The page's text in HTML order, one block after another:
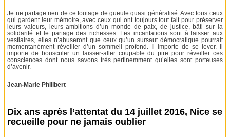
Je ne partage rien de ce foutage de gueule quasi généralisé. Avec tous ceux
qui gardent leur mémoire, avec ceux qui ont toujours tout fait pour préserver
leurs valeurs, leurs ambitions d’un monde de paix, de justice, bâti sur la
solidarité et le partage des richesses. Les incantations sont à laisser aux
vestiaires, elles n’abuseront que ceux qu’un sursaut démocratique pourrait
momentanément réveiller d’un sommeil profond. Il importe de se lever. Il
importe de bousculer un laisser-aller coupable du pire pour réveiller ces
consciences dont nous savons très pertinemment qu’elles sont porteuses
d’avenir.
Jean-Marie Philibert
Dix ans après l’attentat du 14 juillet 2016, Nice se
recueille pour ne jamais oublier